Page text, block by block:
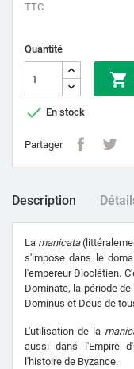
TTC
Quantité

 En stock
Partager
Description
La manicata
s'impose dans le
l'empereur Dioclétien.
Dominate, la période
Dominus et Deus de
L'utilisation de la
aussi dans l'Empire
l'histoire de Byzance.